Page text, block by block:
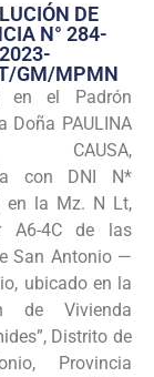
DE
N° 284-
2023-
GM/MPMN
en el Padrón
Doña PAULINA
CAUSA,
con DNI N*
en la Mz. N Lt,
A6-4C de las
San Antonio —
ubicado en la
de Vivienda
Distrito de
Provincia